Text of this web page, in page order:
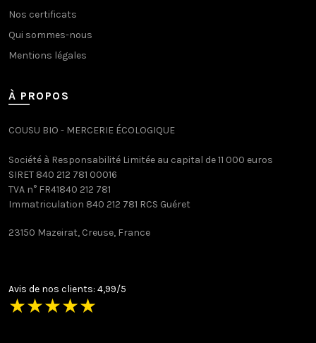
Nos certificats
Qui sommes-nous
Mentions légales
À PROPOS
COUSU BIO - MERCERIE ÉCOLOGIQUE
Société à Responsabilité Limitée au capital de 11 000 euros
SIRET 840 212 781 00016
TVA n° FR41840 212 781
Immatriculation 840 212 781 RCS Guéret
23150 Mazeirat, Creuse, France
Avis de nos clients: 4,99/5
★★★★★